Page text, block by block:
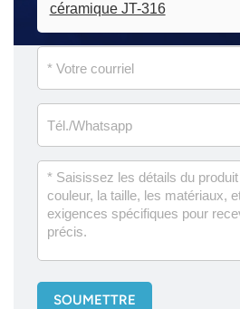
céramique JT-316
SOUMETTRE